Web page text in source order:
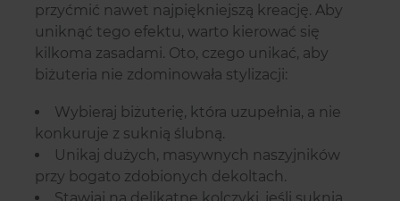
przyćmić nawet najpiękniejszą kreację. Aby
uniknąć tego efektu, warto kierować się
kilkoma zasadami. Oto, czego unikać, aby
biżuteria nie zdominowała stylizacji:
Wybieraj biżuterię, która uzupełnia, a nie
konkuruje z suknią ślubną.
Unikaj dużych, masywnych naszyjników
przy bogato zdobionych dekoltach.